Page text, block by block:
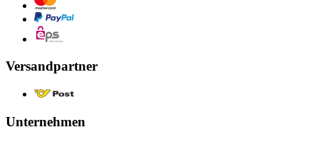
Versandpartner
Unternehmen